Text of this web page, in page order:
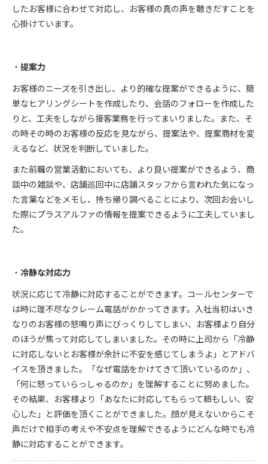
したお客様に合わせて対応し、お客様の真の声を聴きだすことを
心掛けています。
提案力
お客様のニーズを引き出し、より的確な提案ができるように、簡
単なヒアリングシートを作成したり、会話のフォローを作成した
りと、工夫をしながら接客業務を行ってまいりました。また、そ
の時その時のお客様の反応を見ながら、提案法や、提案商材を変
えるなど、状況を判断していました。
また前職の営業活動においても、より良い提案ができるよう、商
談中の雑談や、店舗巡回中に店舗スタッフから言われた気になっ
た言葉などをメモし、持ち帰り調べることにより、次回お会いし
た際にプラスアルファの情報を提案できるように工夫していまし
た。
冷静な対応力
状況に応じて冷静に対応することができます。コールセンターで
は時に理不尽なクレーム電話がかかってきます。入社当初はいき
なりのお客様の怒鳴り声にびっくりしてしまい、お客様より自分
のほうが焦って対応してしまいました。その時に上司から「冷静
に対応しないとお客様が余計に不安を感じてしまうよ」とアドバ
イスを頂きました。「なぜ電話をかけてきて頂いているのか」、
「何に怒っていらっしゃるのか」を理解することに努めました。
その結果、お客様より「あなたに対応してもらって頼もしい、安
心した」と評価を頂くことができました。顔が見えないからこそ
声だけで相手の考えや不安点を理解できるようにどんな時でも冷
静に対応することができます。